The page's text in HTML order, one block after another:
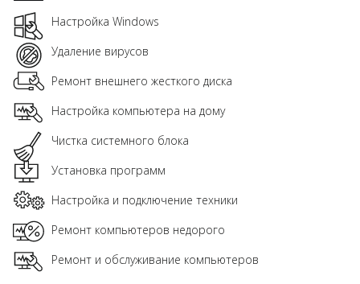
Настройка Windows
Удаление вирусов
Ремонт внешнего жесткого диска
Настройка компьютера на дому
Чистка системного блока
Установка программ
Настройка и подключение техники
Ремонт компьютеров недорого
Ремонт и обслуживание компьютеров